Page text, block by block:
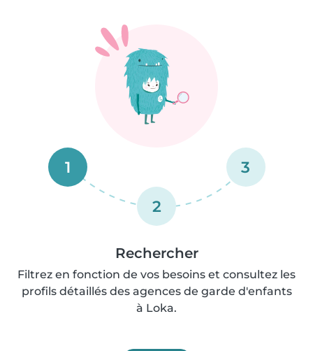
1
2
3
Rechercher
Filtrez en fonction de vos besoins et consultez les
profils détaillés des agences de garde d'enfants
à Loka.